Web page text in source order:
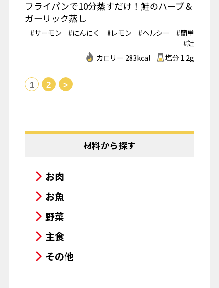
フライパンで10分蒸すだけ！鮭のハーブ＆
ガーリック蒸し
#サーモン #にんにく #レモン #ヘルシー
#簡単
#鮭
カロリー 283kcal
塩分 1.2g
1 2 >
材料から探す
お肉
お魚
野菜
主食
その他